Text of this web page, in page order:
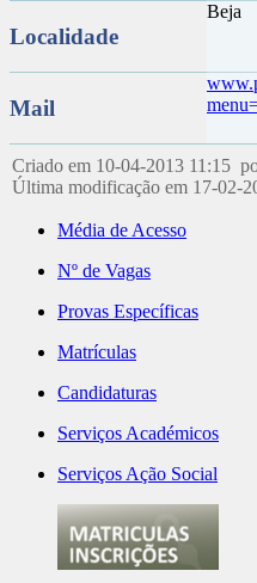
Localidade
Beja
Mail
Criado em 10-04-2013 11:15
Última modificação em 17-02-
Média de Acesso
Nº de Vagas
Provas Específicas
Matrículas
Candidaturas
Serviços Académicos
Serviços Ação Social